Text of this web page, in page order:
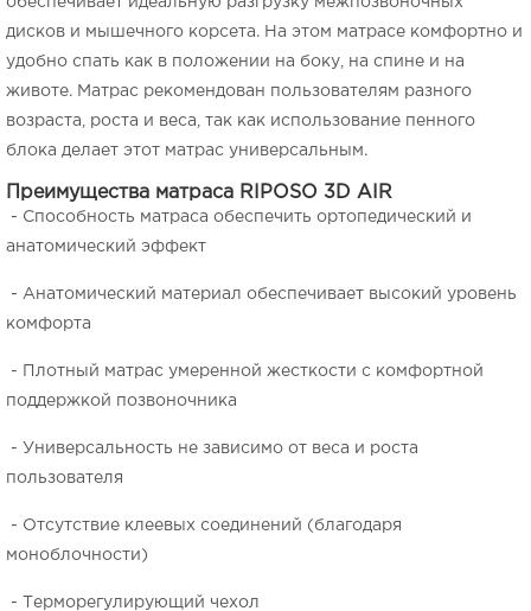
дисков и мышечного корсета. На этом матрасе комфортно и
удобно спать как в положении на боку, на спине и на
животе. Матрас рекомендован пользователям разного
возраста, роста и веса, так как использование пенного
блока делает этот матрас универсальным.
Преимущества матраса RIPOSO 3D AIR
- Способность матраса обеспечить ортопедический и
анатомический эффект
- Анатомический материал обеспечивает высокий уровень
комфорта
- Плотный матрас умеренной жесткости с комфортной
поддержкой позвоночника
- Универсальность не зависимо от веса и роста
пользователя
- Отсутствие клеевых соединений (благодаря
моноблочности)
- Терморегулирующий чехол